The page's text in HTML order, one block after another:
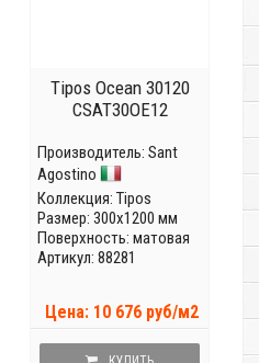
Tipos Ocean 30120
CSAT30OE12
Производитель: Sant
Agostino
Коллекция: Tipos
Размер: 300x1200 мм
Поверхность: матовая
Артикул: 88281
Цена: 10 676 руб/м2